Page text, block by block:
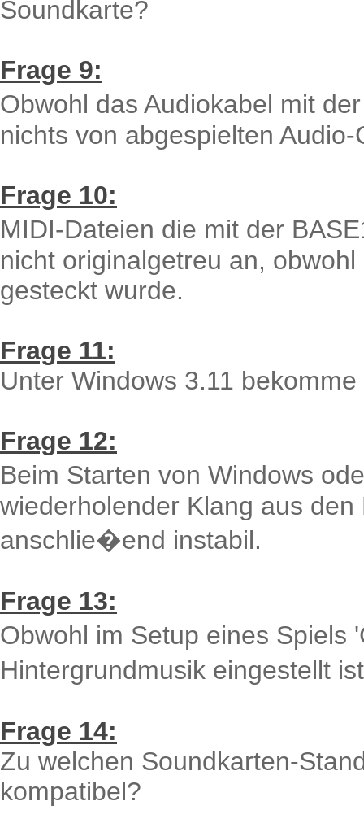
Soundkarte?
Frage 9:
Obwohl das Audiokabel mit
nichts von abgespielten Audio-
Frage 10:
MIDI-Dateien die mit der
nicht originalgetreu an,
gesteckt wurde.
Frage 11:
Unter Windows 3.11
Frage 12:
Beim Starten von Windows
wiederholender Klang aus
anschlie�end instabil.
Frage 13:
Obwohl im Setup eines
Hintergrundmusik eingestellt
Frage 14:
Zu welchen Soundkarten-
kompatibel?